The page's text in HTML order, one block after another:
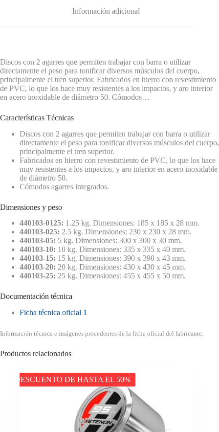
Información adicional
Discos con 2 agarres que permiten trabajar con barra o utilizar
directamente el peso para tonificar diversos músculos del cuerpo,
principalmente el tren superior. Fabricados en hierro con revestimiento
de PVC, lo que los hace muy resistentes a los impactos, y aro interior
en acero inoxidable de diámetro 50. Cómodos…
Características Técnicas
Discos con 2 agarres que permiten trabajar con barra o utilizar
directamente el peso para tonificar diversos músculos del cuerpo,
principalmente el tren superior.
Fabricados en hierro con revestimiento de PVC, lo que los hace
muy resistentes a los impactos, y aro interior en acero inoxidable
de diámetro 50.
Cómodos agarres integrados.
Dimensiones y peso
440103-0125: 1.25 kg. Dimensiones: 185 x 185 x 28 mm.
440103-025: 2.5 kg. Dimensiones: 230 x 230 x 28 mm.
440103-05: 5 kg. Dimensiones: 300 x 300 x 30 mm.
440103-10: 10 kg. Dimensiones: 335 x 335 x 40 mm.
440103-15: 15 kg. Dimensiones: 390 x 390 x 43 mm.
440103-20: 20 kg. Dimensiones: 430 x 430 x 45 mm.
440103-25: 25 kg. Dimensiones: 455 x 455 x 50 mm.
Documentación técnica
Ficha técnica oficial 1
Información técnica e imágenes procedentes de la ficha oficial del fabricante.
Productos relacionados
DESCUENTO DE HASTA EL 50%